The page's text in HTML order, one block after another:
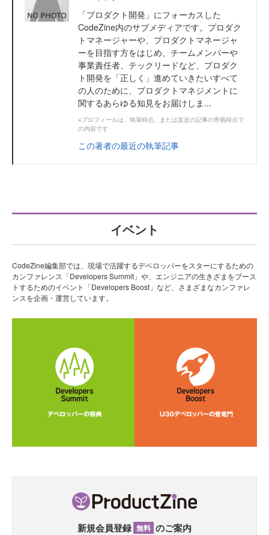
「プロダクト開発」にフォーカスした
CodeZine内のサブメディアです。プロダク
トマネージャーや、プロダクトマネージャ
ーを目指す方をはじめ、チームメンバーや
事業責任者、テックリードなど、プロダク
ト開発を「正しく」進めていきたいすべて
の人のために、プロダクトマネジメントに
関するあらゆる知見をお届けしま...
※プロフィールは、執筆時点、または直近の記事の寄稿時点で
の内容です
この著者の最近の執筆記事
イベント
CodeZine編集部では、現場で活躍するデベロッパーをスターにするための
カンファレンス「Developers Summit」や、エンジニアの生きざまをブース
トするためのイベント「Developers Boost」など、さまざまなカンファレ
ンスを企画・運営しています。
新規会員登録 無料 のご案内